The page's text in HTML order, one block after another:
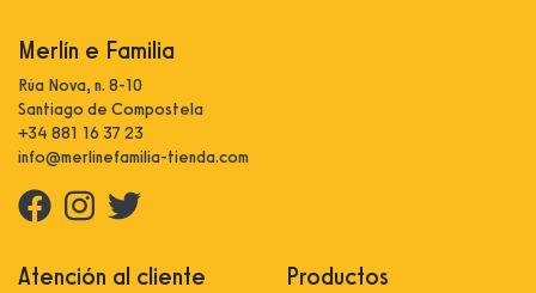
Merlín e Familia
Rúa Nova, n. 8-10
Santiago de Compostela
+34 881 16 37 23
info@merlinefamilia-tienda.com
Atención al cliente Productos